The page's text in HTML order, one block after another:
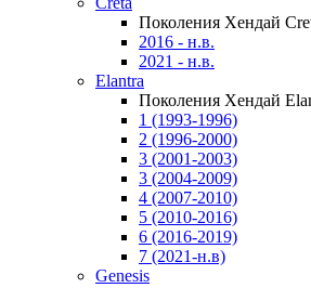
Поколения Хендай
2016 - н.в.
2021 - н.в.
Elantra
Поколения Хендай
1 (1993-1996)
2 (1996-2000)
3 (2001-2003)
3 (2004-2009)
4 (2007-2010)
5 (2010-2016)
6 (2016-2019)
7 (2021-н.в)
Genesis